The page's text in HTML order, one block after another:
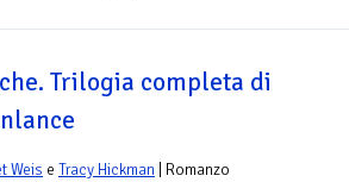
Trilogia completa di
Weis e Tracy Hickman | Romanzo